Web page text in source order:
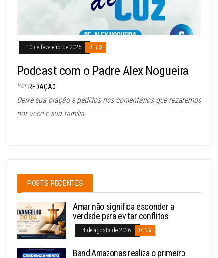
10 de fevereiro de 2025 0
Podcast com o Padre Alex Nogueira
Por REDAÇÃO
Deixe sua oração e pedidos nos comentários que rezaremos
por você e sua família.
POSTS RECENTES
Amar não significa esconder a
verdade para evitar conflitos
4 de agosto de 2026 0
Band Amazonas realiza o primeiro